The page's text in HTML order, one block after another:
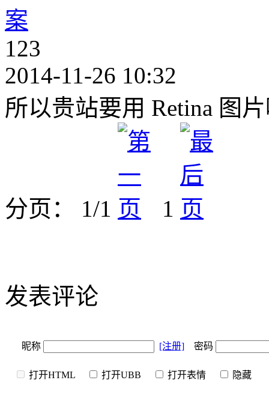
案
123
2014-11-26 10:32
所以贵站要用 Retina 图
分页： 1/1 1
发表评论
昵称 [注册] 密码
打开HTML 打开UBB 打开表情 隐